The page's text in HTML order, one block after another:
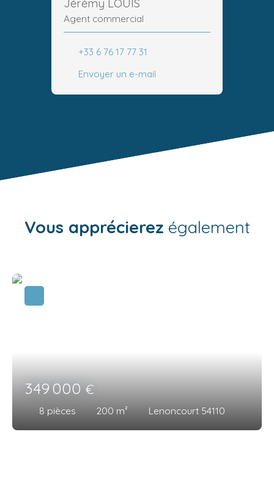
Jérémy LOUIS
Agent commercial
+33 6 76 17 77 31
Envoyer un e-mail
Vous apprécierez également
349 000€
8 pièces 200 m² Lenoncourt 54110